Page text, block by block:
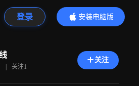
登录
安装电脑版
内容更精彩
| 关注1
关注